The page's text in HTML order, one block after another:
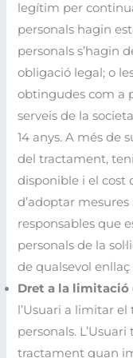
legítim per
personals hagin
personals s’hagin
obligació legal; o
obtingudes com a
serveis de la
14 anys. A més de
del tractament,
disponible i el cost
d’adoptar
responsables que
personals de la
de qualsevol
Dret a la
l’Usuari a limitar
personals.
tractament quan